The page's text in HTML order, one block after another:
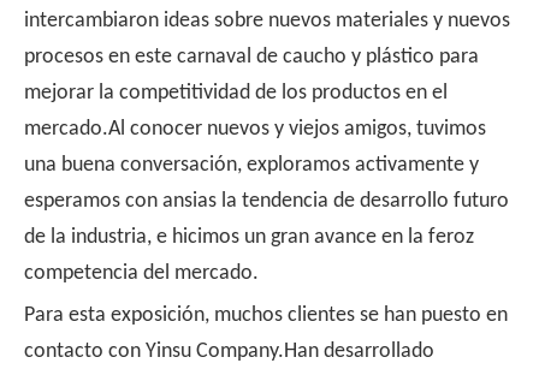
intercambiaron ideas sobre nuevos materiales y nuevos
procesos en este carnaval de caucho y plástico para
mejorar la competitividad de los productos en el
mercado.Al conocer nuevos y viejos amigos, tuvimos
una buena conversación, exploramos activamente y
esperamos con ansias la tendencia de desarrollo futuro
de la industria, e hicimos un gran avance en la feroz
competencia del mercado.
Para esta exposición, muchos clientes se han puesto en
contacto con Yinsu Company.Han desarrollado